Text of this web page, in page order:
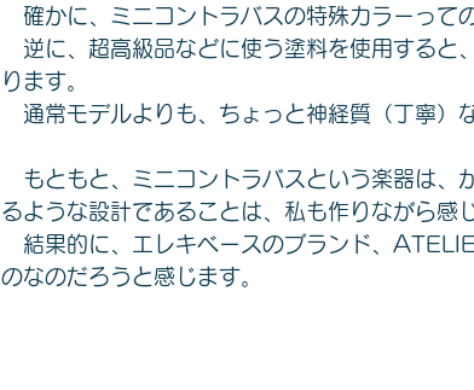
確かに、ミニコントラバスの特殊カラーって
逆に、超高級品などに使う塗料を使用すると
ります。
通常モデルよりも、ちょっと神経質（丁寧）
もともと、ミニコントラバスという楽器は、
るような設計であることは、私も作りながら感
結果的に、エレキベースのブランド、
のなのだろうと感じます。